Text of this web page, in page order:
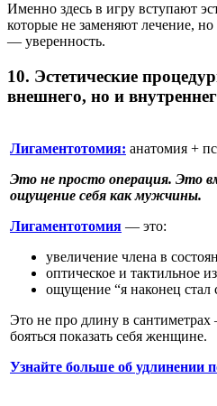
Именно здесь в игру вступают
которые не заменяют лечение,
— уверенность.
10. Эстетические
внешнего, но и
Лигаментотомия: анатомия +
Это не просто операция. Это
ощущение себя как мужчины.
Лигаментотомия — это:
увеличение члена в
оптическое и тактильное
ощущение “я наконец стал
Это не про длину в сантиметрах
бояться показать себя женщине.
Узнайте больше об удлинении